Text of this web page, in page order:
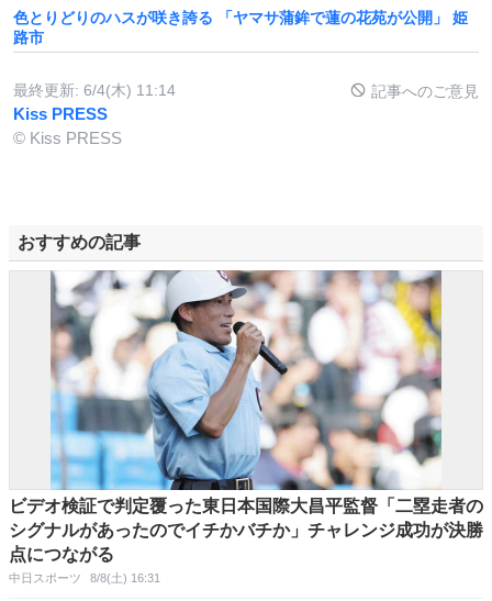
色とりどりのハスが咲き誇る 「ヤマサ蒲鉾で蓮の花苑が公開」 姫
路市
最終更新: 6/4(木) 11:14 記事へのご意見
Kiss PRESS
© Kiss PRESS
おすすめの記事
ビデオ検証で判定覆った東日本国際大昌平監督「二塁走者の
シグナルがあったのでイチかバチか」チャレンジ成功が決勝
点につながる
中日スポーツ 8/8(土) 16:31